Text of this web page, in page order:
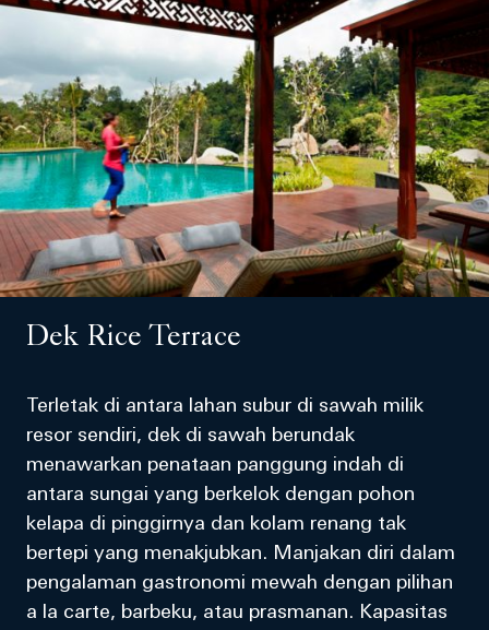
Dek Rice Terrace
Terletak di antara lahan subur di sawah milik
resor sendiri, dek di sawah berundak
menawarkan penataan panggung indah di
antara sungai yang berkelok dengan pohon
kelapa di pinggirnya dan kolam renang tak
bertepi yang menakjubkan. Manjakan diri dalam
pengalaman gastronomi mewah dengan pilihan
a la carte, barbeku, atau prasmanan. Kapasitas